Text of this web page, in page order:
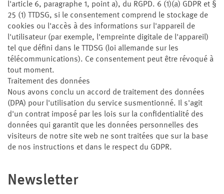
l'article 6, paragraphe 1, point a), du RGPD. 6 (1)(a) GDPR et §
25 (1) TTDSG, si le consentement comprend le stockage de
cookies ou l'accès à des informations sur l'appareil de
l'utilisateur (par exemple, l'empreinte digitale de l'appareil)
tel que défini dans le TTDSG (loi allemande sur les
télécommunications). Ce consentement peut être révoqué à
tout moment.
Traitement des données
Nous avons conclu un accord de traitement des données
(DPA) pour l'utilisation du service susmentionné. Il s'agit
d'un contrat imposé par les lois sur la confidentialité des
données qui garantit que les données personnelles des
visiteurs de notre site web ne sont traitées que sur la base
de nos instructions et dans le respect du GDPR.
Newsletter